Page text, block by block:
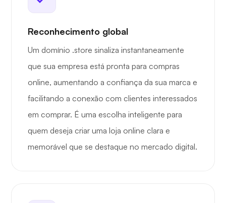
Reconhecimento global
Um domínio .store sinaliza instantaneamente
que sua empresa está pronta para compras
online, aumentando a confiança da sua marca e
facilitando a conexão com clientes interessados
em comprar. É uma escolha inteligente para
quem deseja criar uma loja online clara e
memorável que se destaque no mercado digital.